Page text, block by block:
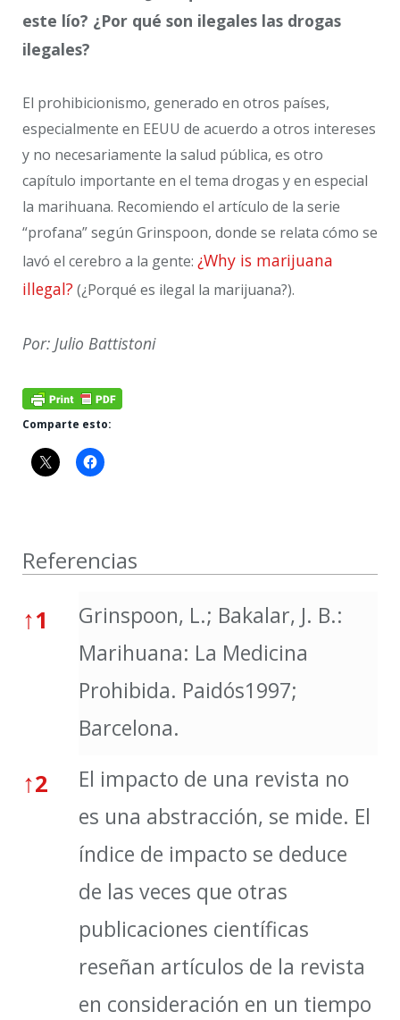
este lío? ¿Por qué son ilegales las drogas
ilegales?
El prohibicionismo, generado en otros países,
especialmente en EEUU de acuerdo a otros intereses
y no necesariamente la salud pública, es otro
capítulo importante en el tema drogas y en especial
la marihuana. Recomiendo el artículo de la serie
“profana” según Grinspoon, donde se relata cómo se
lavó el cerebro a la gente: ¿Why is marijuana
illegal? (¿Porqué es ilegal la marijuana?).
Por: Julio Battistoni
Comparte esto:
Referencias
↑1
Grinspoon, L.; Bakalar, J. B.:
Marihuana: La Medicina
Prohibida. Paidós1997;
Barcelona.
↑2
El impacto de una revista no
es una abstracción, se mide. El
índice de impacto se deduce
de las veces que otras
publicaciones científicas
reseñan artículos de la revista
en consideración en un tiempo